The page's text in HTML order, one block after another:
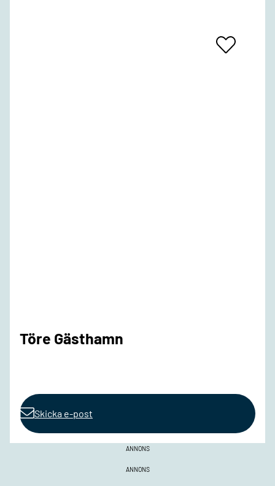
Add
To
Töre Gästhamn
Skicka e-post
ANNONS
ANNONS